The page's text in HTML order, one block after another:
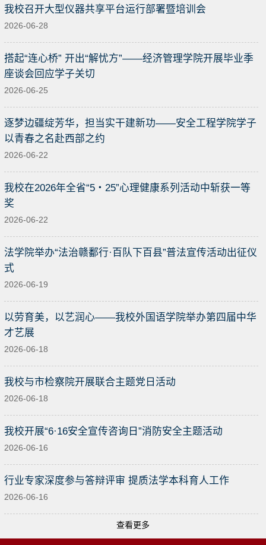
我校召开大型仪器共享平台运行部署暨培训会
2026-06-28
搭起“连心桥” 开出“解忧方”——经济管理学院开展毕业季
座谈会回应学子关切
2026-06-25
逐梦边疆绽芳华，担当实干建新功——安全工程学院学子
以青春之名赴西部之约
2026-06-22
我校在2026年全省“5・25”心理健康系列活动中斩获一等
奖
2026-06-22
法学院举办“法治赣鄱行·百队下百县”普法宣传活动出征仪
式
2026-06-19
以劳育美，以艺润心——我校外国语学院举办第四届中华
才艺展
2026-06-18
我校与市检察院开展联合主题党日活动
2026-06-18
我校开展“6·16安全宣传咨询日”消防安全主题活动
2026-06-16
行业专家深度参与答辩评审 提质法学本科育人工作
2026-06-16
查看更多